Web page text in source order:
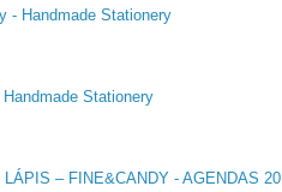
- Handmade Stationery
Stationery
– FINE&CANDY - AGENDAS